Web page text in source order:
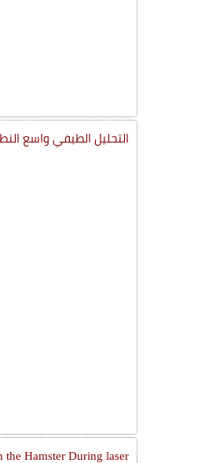
التحليل الطيفي واسع
the Hamster During laser